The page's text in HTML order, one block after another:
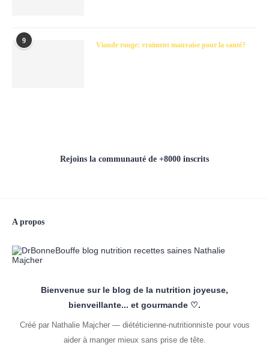
9 Viande rouge: vraiment mauvaise pour la santé?
Rejoins la communauté de +8000 inscrits
A propos
Bienvenue sur le blog de la nutrition joyeuse,
bienveillante... et gourmande ♡.
Créé par Nathalie Majcher — diététicienne-nutritionniste pour vous
aider à manger mieux sans prise de tête.